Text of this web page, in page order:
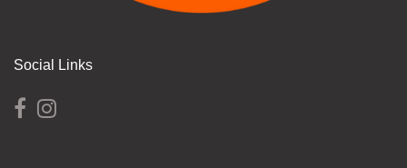
Social Links